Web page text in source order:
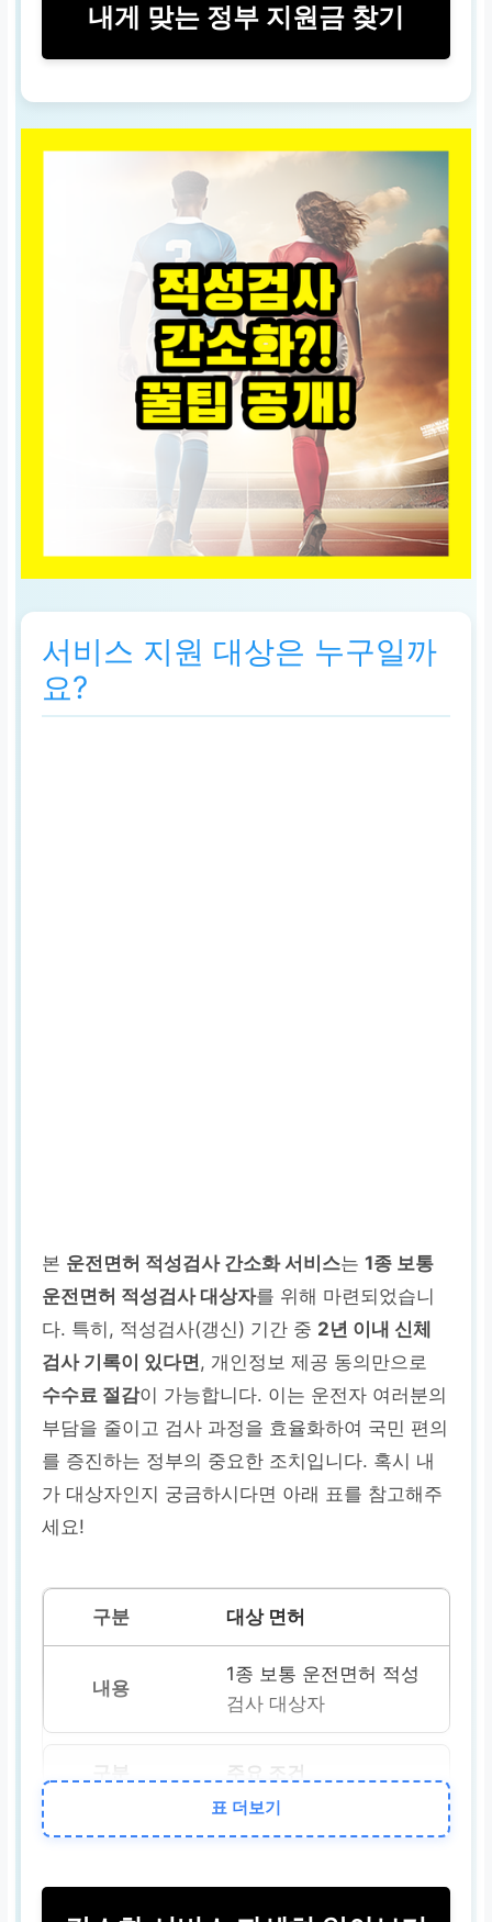
내게 맞는 정부 지원금 찾기
서비스 지원 대상은 누구일까
요?
본 운전면허 적성검사 간소화 서비스는1종 보통
운전면허 적성검사 대상자를 위해 마련되었습니
다. 특히, 적성검사(갱신) 기간 중 2년 이내 신체
검사 기록이 있다면 , 개인정보 제공 동의만으로
수수료 절감이 가능합니다. 이는 운전자 여러분의
부담을 줄이고 검사 과정을 효율화하여 국민 편의
를 증진하는 정부의 중요한 조치입니다. 혹시 내
가 대상자인지 궁금하시다면 아래 표를 참고해주
세요!
대상 면허
1종 보통 운전면허 적성
검사 대상자
주요 조건
공단 건강검진 기록 보
표 더보기